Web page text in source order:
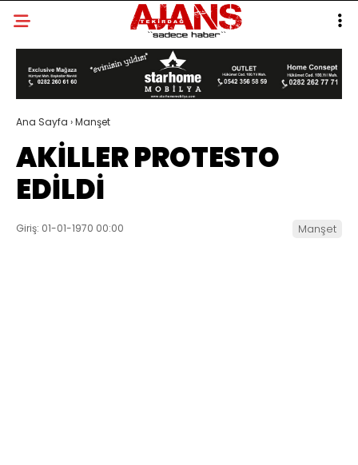
Ana Sayfa ›Manşet
AKİLLER PROTESTO
EDİLDİ
Giriş: 01-01-1970 00:00 Manşet